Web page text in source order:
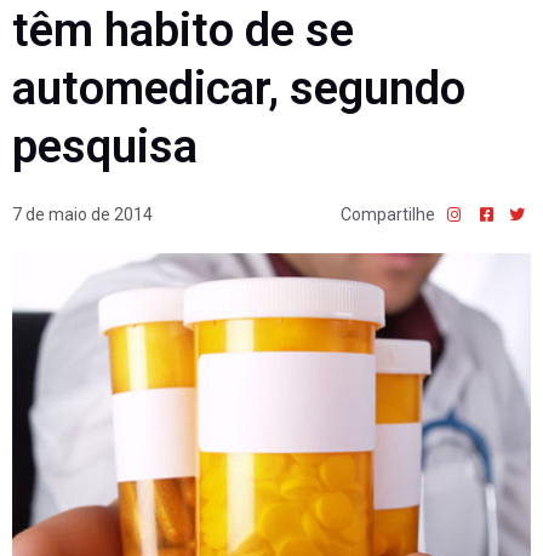
têm habito de se
automedicar, segundo
pesquisa
7 de maio de 2014 Compartilhe